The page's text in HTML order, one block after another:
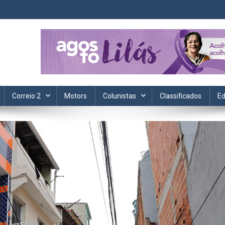
Informação, política, saúde, economia, esportes e cotidiano.
Correio 2 Motors Colunistas Classificados